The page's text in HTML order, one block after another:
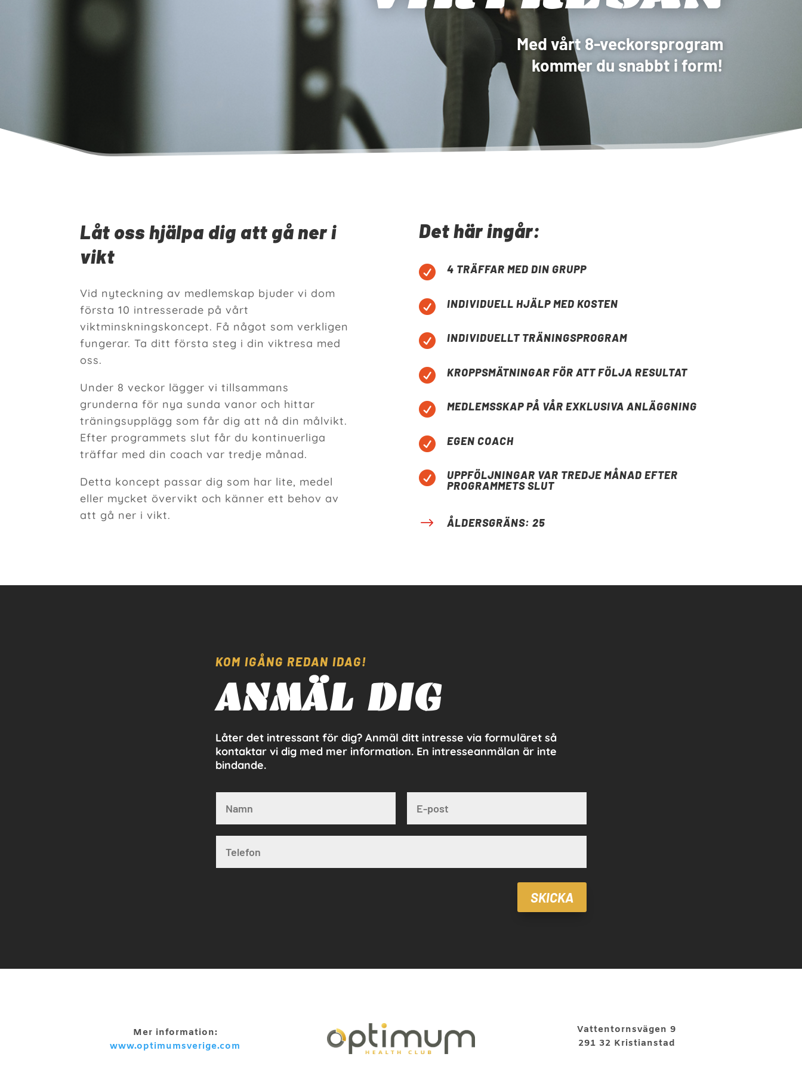
Med vårt 8-veckorsprogram
kommer du snabbt i form!
Låt oss hjälpa dig att gå ner i
vikt
Vid nyteckning av medlemskap bjuder vi dom
första 10 intresserade på vårt
viktminskningskoncept. Få något som verkligen
fungerar. Ta ditt första steg i din viktresa med
oss.
Under 8 veckor lägger vi tillsammans
grunderna för nya sunda vanor och hittar
träningsupplägg som får dig att nå din målvikt.
Efter programmets slut får du kontinuerliga
träffar med din coach var tredje månad.
Detta koncept passar dig som har lite, medel
eller mycket övervikt och känner ett behov av
att gå ner i vikt.
Det här ingår:
 4 TRÄFFAR MED DIN GRUPP
 INDIVIDUELL HJÄLP MED KOSTEN
 INDIVIDUELLT TRÄNINGSPROGRAM
 KROPPSMÄTNINGAR FÖR ATT FÖLJA RESULTAT
 MEDLEMSSKAP PÅ VÅR EXKLUSIVA ANLÄGGNING
 EGEN COACH

UPPFÖLJNINGAR VAR TREDJE MÅNAD EFTER
PROGRAMMETS SLUT
$ ÅLDERSGRÄNS: 25
KOM IGÅNG REDAN IDAG!
ANMÄL DIG
Låter det intressant för dig? Anmäl ditt intresse via formuläret så
kontaktar vi dig med mer information. En intresseanmälan är inte
bindande.
SKICKA
Mer information:
www.optimumsverige.com
Vattentornsvägen 9
291 32 Kristianstad